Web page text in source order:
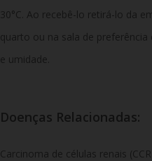
30°C. Ao recebê-lo retirá-lo da
quarto ou na sala de
e umidade.
Doenças Relacionadas:
Carcinoma de células renais